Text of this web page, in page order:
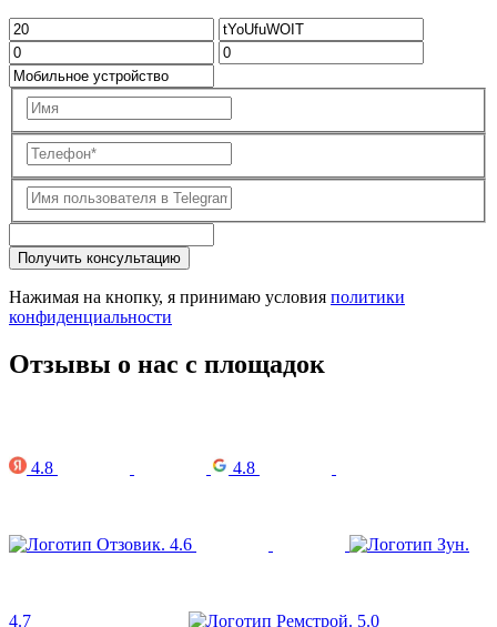
Получить консультацию
Нажимая на кнопку, я принимаю условия политики
конфиденциальности
Отзывы о нас с площадок
4.8 4.8
4.6
4.7 5.0